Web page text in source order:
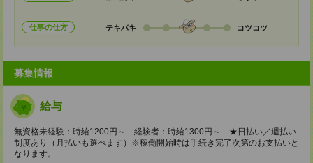
仕事の仕方 テキパキ コツコツ
募集情報
給与
無資格未経験：時給1200円～ 経験者：時給1300円～ ★日払い／週払い
制度あり（月払いも選べます）※稼働開始時は手続き完了次第のお支払いと
なります。